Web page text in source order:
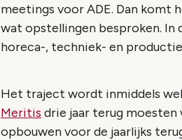
meetings voor ADE. Dan komt
wat opstellingen besproken. In
horeca-, techniek- en
Het traject wordt inmiddels
Meritis drie jaar terug moesten
opbouwen voor de jaarlijks